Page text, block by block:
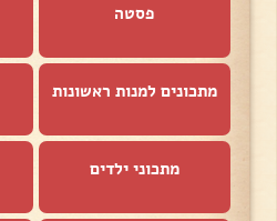
פסטה
מתכונים למנות ראשונות
מתכוני ילדים